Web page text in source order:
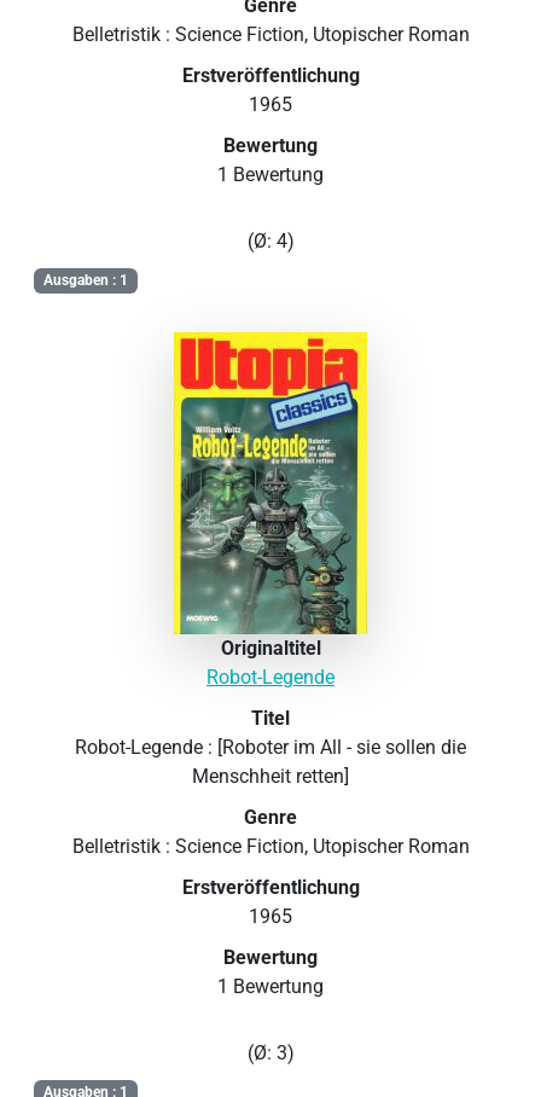
Genre
Belletristik : Science Fiction, Utopischer Roman
Erstveröffentlichung
1965
Bewertung
1 Bewertung
(Ø: 4)
Ausgaben : 1
Originaltitel
Robot-Legende
Titel
Robot-Legende : [Roboter im All - sie sollen die
Menschheit retten]
Genre
Belletristik : Science Fiction, Utopischer Roman
Erstveröffentlichung
1965
Bewertung
1 Bewertung
(Ø: 3)
Ausgaben : 1